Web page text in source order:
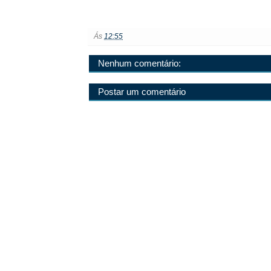
Ás 12:55
Nenhum comentário:
Postar um comentário